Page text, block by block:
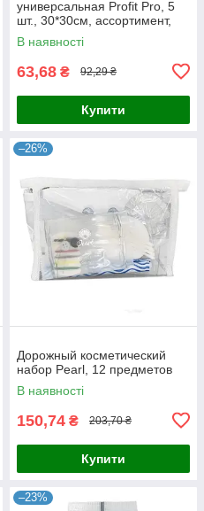
универсальная Profit Pro, 5
шт., 30*30см, ассортимент,
1/30
В наявності
63,68 ₴ 92,29 ₴
Купити
–26%
Дорожный косметический
набор Pearl, 12 предметов
В наявності
150,74 ₴ 203,70 ₴
Купити
–23%